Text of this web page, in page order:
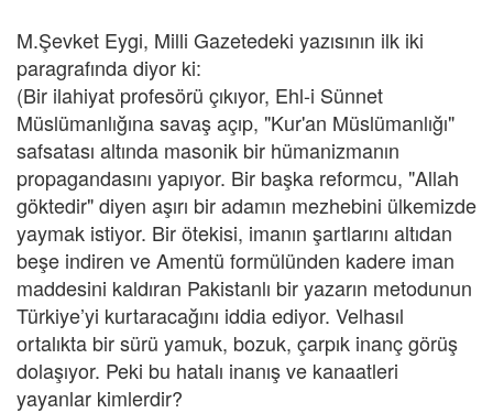
M.Şevket Eygi, Milli Gazetedeki yazısının ilk iki
paragrafında diyor ki:
(Bir ilahiyat profesörü çıkıyor, Ehl-i Sünnet
Müslümanlığına savaş açıp, "Kur'an Müslümanlığı"
safsatası altında masonik bir hümanizmanın
propagandasını yapıyor. Bir başka reformcu, "Allah
göktedir" diyen aşırı bir adamın mezhebini ülkemizde
yaymak istiyor. Bir ötekisi, imanın şartlarını altıdan
beşe indiren ve Amentü formülünden kadere iman
maddesini kaldıran Pakistanlı bir yazarın metodunun
Türkiye’yi kurtaracağını iddia ediyor. Velhasıl
ortalıkta bir sürü yamuk, bozuk, çarpık inanç görüş
dolaşıyor. Peki bu hatalı inanış ve kanaatleri
yayanlar kimlerdir?